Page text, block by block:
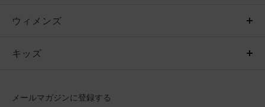
ウィメンズ
キッズ
トップス
ボトムス
ウィメンズ
トップス
キッズ
メールマガジンに登録する